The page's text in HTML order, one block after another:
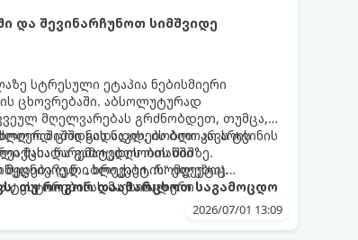
და შევინარჩუნოთ სიმშვიდე
სტრესული ეტაპია ნებისმიერი
ცხოვრებაში. აბსოლუტურად
მღელვარებას გრძნობდეთ, თუმცა,
შიშში გადადის, ის ბლოკავს ტვინის
მასალა გამოცდის ოთახში
(ე.წ. „ბლექაუტის“ ეფექტი).
ცოდნის ნაკლებობით არ არის
წარუმატებლობის შიშზე.
ხრიკები, რომლებიც
ტესტირებისას მაქსიმალური
თუ როგორ დაამარცხოთ საგამოცდო
2026/07/01 13:09